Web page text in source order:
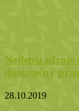
Nejlepší zdroje
dostatečný
28.10.2019